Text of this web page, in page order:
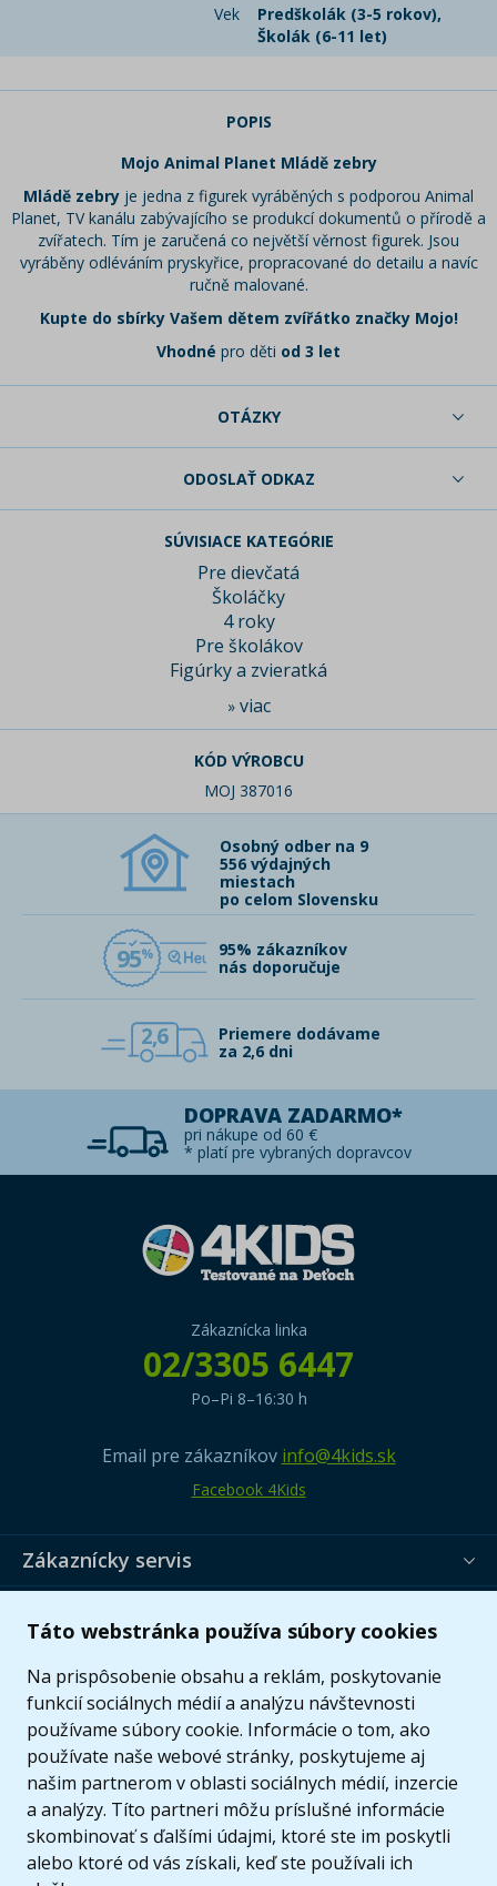
Táto webstránka používa súbory cookies
Na prispôsobenie obsahu a reklám, poskytovanie
funkcií sociálnych médií a analýzu návštevnosti
používame súbory cookie. Informácie o tom, ako
používate naše webové stránky, poskytujeme aj
našim partnerom v oblasti sociálnych médií, inzercie
a analýzy. Títo partneri môžu príslušné informácie
skombinovať s ďalšími údajmi, ktoré ste im poskytli
alebo ktoré od vás získali, keď ste používali ich
Vek
Predškolák (3-5 rokov),
Školák (6-11 let)
POPIS
Mojo Animal Planet Mládě zebry
Mládě zebry je jedna z figurek vyráběných s podporou Animal
Planet, TV kanálu zabývajícího se produkcí dokumentů o přírodě a
zvířatech. Tím je zaručená co největší věrnost figurek. Jsou
vyráběny odléváním pryskyřice, propracované do detailu a navíc
ručně malované.
Kupte do sbírky Vašem dětem zvířátko značky Mojo!
Vhodné pro děti od 3 let
OTÁZKY
ODOSLAŤ ODKAZ
SÚVISIACE KATEGÓRIE
Pre dievčatá
Školáčky
4 roky
Pre školákov
Figúrky a zvieratká
» viac
KÓD VÝROBCU
MOJ 387016
Osobný odber na 9
556 výdajných
miestach
po celom Slovensku
95
95% zákazníkov
nás doporučuje
2,6
Priemere dodávame
za 2,6 dni
DOPRAVA ZADARMO*
pri nákupe od 60 €
* platí pre vybraných dopravcov
Zákaznícka linka
02/3305 6447
Po–Pi 8–16:30 h
Email pre zákazníkov info@4kids.sk
Facebook 4Kids
Zákaznícky servis